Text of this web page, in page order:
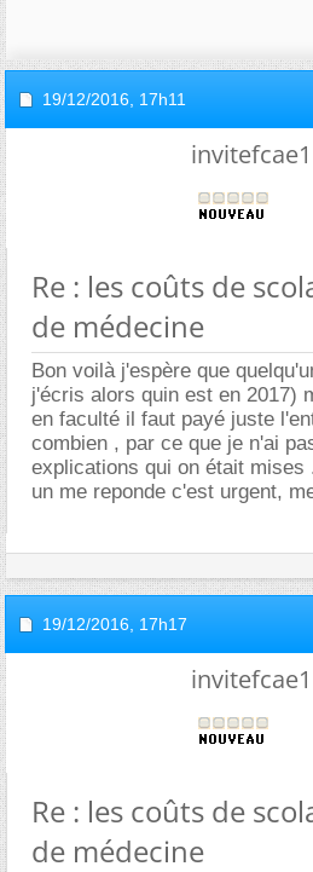
19/12/2016, 17h11
Re : les coûts de
de médecine
Bon voilà j'espère que
j'écris alors quin est en 2017)
en faculté il faut payé juste
combien , par ce que je n'ai
explications qui on était mises
un me reponde c'est urgent,
19/12/2016, 17h17
Re : les coûts de
de médecine